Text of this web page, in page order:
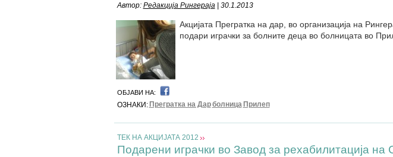
Автор: Редакција Рингераја| 30.1.2013
Акцијата Прегратка на дар, во организација на
подари играчки за болните деца во болницата во
ОБЈАВИ НА:
ОЗНАКИ: Прегратка на Дарболница Прилеп
ТЕК НА АКЦИЈАТА 2012
Подарени играчки вo Завод за рехабилитација на